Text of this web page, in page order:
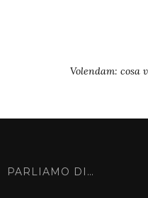
Volendam: cosa
PARLIAMO DI…